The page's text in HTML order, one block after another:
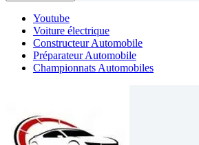
Youtube
Voiture électrique
Constructeur Automobile
Préparateur Automobile
Championnats Automobiles